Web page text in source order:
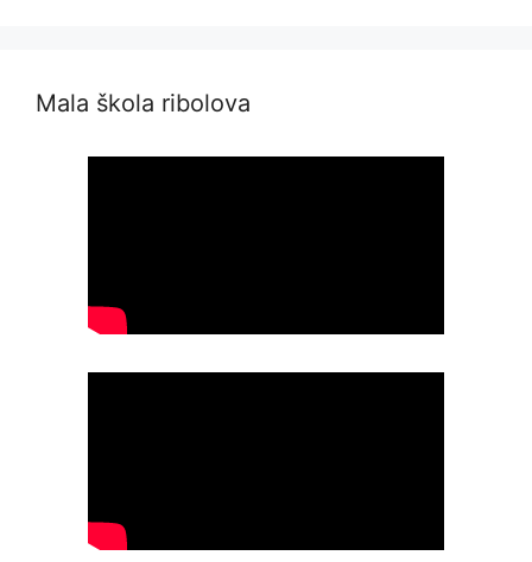
Mala škola ribolova